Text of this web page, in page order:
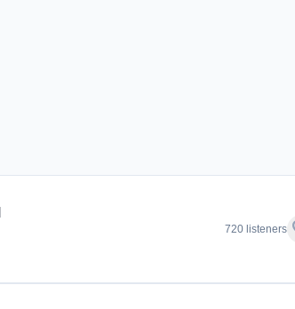
720 listeners